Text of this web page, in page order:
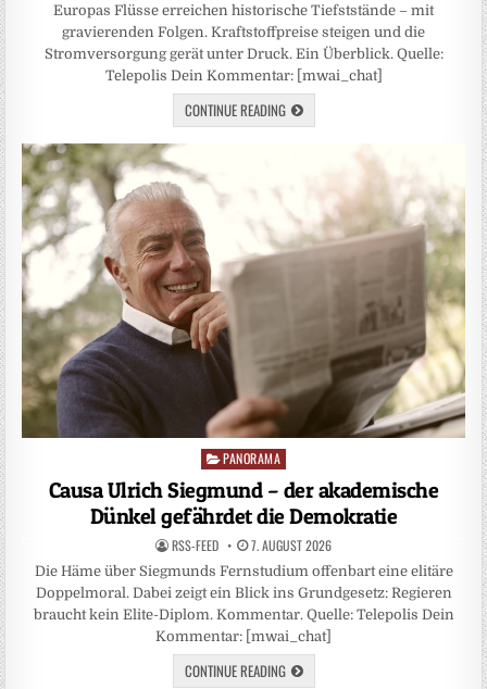
Europas Flüsse erreichen historische Tiefststände – mit
gravierenden Folgen. Kraftstoffpreise steigen und die
Stromversorgung gerät unter Druck. Ein Überblick. Quelle:
Telepolis Dein Kommentar: [mwai_chat]
CONTINUE READING
Posted
PANORAMA
Causa Ulrich Siegmund – der akademische
Dünkel gefährdet die Demokratie
RSS-FEED 7. AUGUST 2026
Die Häme über Siegmunds Fernstudium offenbart eine elitäre
Doppelmoral. Dabei zeigt ein Blick ins Grundgesetz: Regieren
braucht kein Elite-Diplom. Kommentar. Quelle: Telepolis Dein
Kommentar: [mwai_chat]
CONTINUE READING